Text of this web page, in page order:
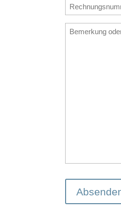
Gerätes
(erforderlich)
Bemerkung